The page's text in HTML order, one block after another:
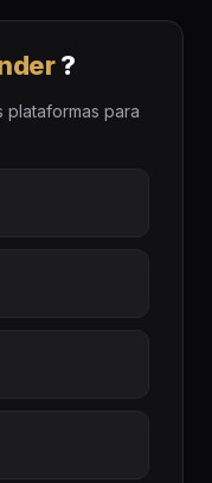
?
plataformas para